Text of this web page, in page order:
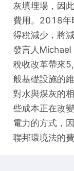
灰填埋場，因
費用。2018年
得稅減少，將
發言人Michael
稅收改革帶來
般基礎設施的
對水與煤灰的
些成本正在改
電力的方式，
聯邦環境法的費